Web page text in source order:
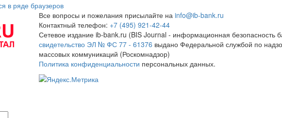
в ряде браузеров
Все вопросы и пожелания присылайте на info@ib-bank.ru
Контактный телефон: +7 (495) 921-42-44
Сетевое издание ib-bank.ru (BIS Journal - информационная безопасность
свидетельство ЭЛ № ФС 77 - 61376 выдано Федеральной службой по
массовых коммуникаций (Роскомнадзор)
Политика конфиденциальности персональных данных.